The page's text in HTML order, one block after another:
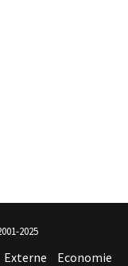
dışarıdan
2025
Externe Economie